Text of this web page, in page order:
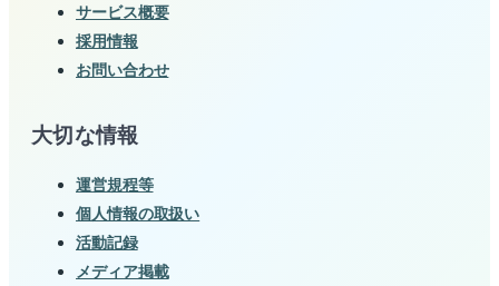
サービス概要
採用情報
お問い合わせ
大切な情報
運営規程等
個人情報の取扱い
活動記録
メディア掲載